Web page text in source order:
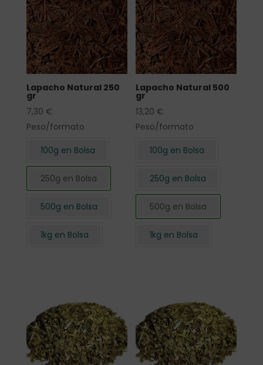
Lapacho Natural 250
gr
7,30 €
Peso/formato
100g en Bolsa
250g en Bolsa
500g en Bolsa
1kg en Bolsa
Lapacho Natural 500
gr
13,20 €
Peso/formato
100g en Bolsa
250g en Bolsa
500g en Bolsa
1kg en Bolsa